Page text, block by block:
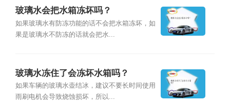
玻璃水会把水箱冻坏吗？
如果玻璃水有防冻功能的话不会把水箱冻坏，如
果是玻璃水不防冻的话就会把水...
玻璃水冻住了会冻坏水箱吗？
如果车辆的玻璃水壶结冰，建议不要长时间使用
雨刷电机会导致烧蚀损坏，所以...